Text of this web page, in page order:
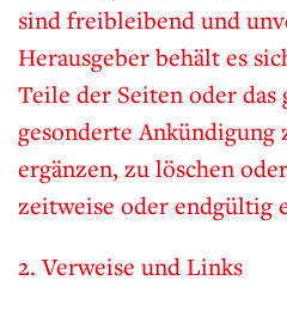
sind freibleibend und
Herausgeber behält es
Teile der Seiten oder das
gesonderte Ankündigung
ergänzen, zu löschen
zeitweise oder endgültig
2. Verweise und Links